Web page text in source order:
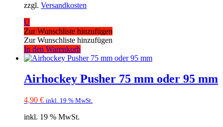
zzgl. Versandkosten
U
Zur Wunschliste hinzufügen
Zur Wunschliste hinzufügen
In den Warenkorb
Airhockey Pusher 75 mm oder 95 mm
4,90 € inkl. 19 % MwSt.
inkl. 19 % MwSt.